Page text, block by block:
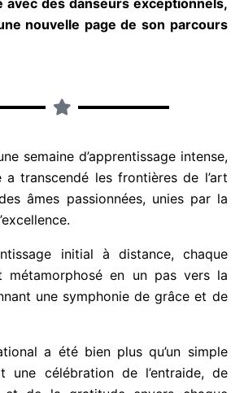
marquant ainsi une
son parcours artistique.
a transcendé les
en rassemblant des âmes
par la même vision de
initial à distance, chaque
métamorphosé en un pas vers la
une symphonie de grâce et
a été bien plus qu’un simple
une célébration de l’entraide, de